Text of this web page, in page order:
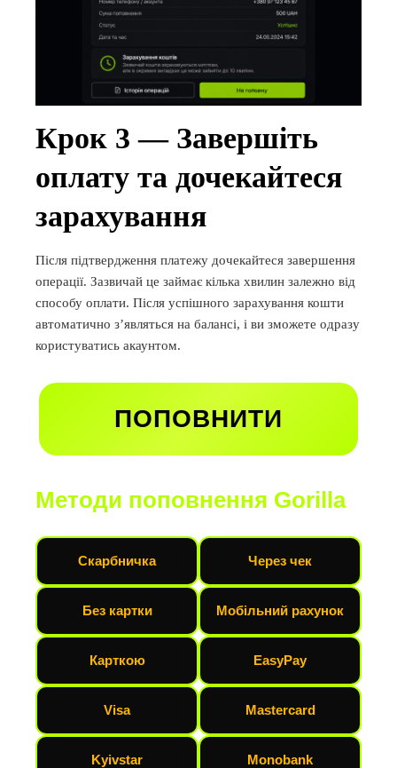
Крок 3 — Завершіть
оплату та дочекайтеся
зарахування
Після підтвердження платежу дочекайтеся завершення
операції. Зазвичай це займає кілька хвилин залежно від
способу оплати. Після успішного зарахування кошти
автоматично з’являться на балансі, і ви зможете одразу
користуватись акаунтом.
ПОПОВНИТИ
Методи поповнення Gorilla
Скарбничка Через чек
Без картки Мобільний рахунок
Карткою EasyPay
Visa Mastercard
Kyivstar Monobank